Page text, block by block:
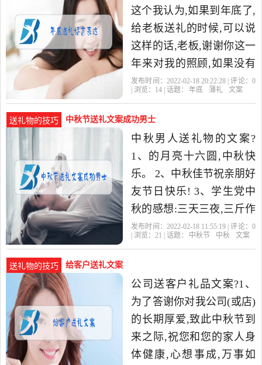
这个我认为,如果到年底了,
给老板送礼的时候,可以说
这样的话,老板,谢谢你这一
年来对我的照顾,如果没有
您的这一年照顾,我不可能
发布时间：2022-02-18 20:22:28 | 评论： 0
| 浏览： 14 | 话题： 年底 薄礼 文案
送礼物的技巧 中秋节送礼文案成功男士
中秋男人送礼物的文案?
1、的月亮十六圆,中秋快
乐。 2、中秋佳节祝亲朋好
友节日快乐! 3、学生党中
秋的感想:三天三夜,三斤作
业。 4、没了那份孩子气
发布时间：2022-02-18 11:55:19 | 评论： 0
| 浏览： 21 | 话题： 中秋节 中秋 文案
送礼物的技巧 给客户送礼文案
公司送客户礼品文案?1、
为了答谢你对我公司(或店)
的长期厚爱,致此中秋节到
来之际,祝您和您的家人身
体健康,心想事成,万事如